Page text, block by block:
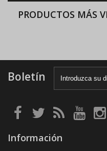
PRODUCTOS MÁS
Boletín
Información